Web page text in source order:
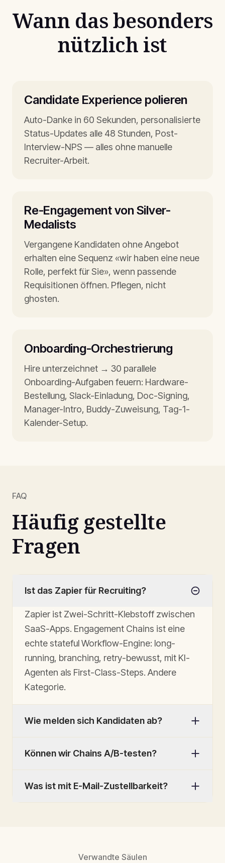
Wann das besonders
nützlich ist
Candidate Experience polieren
Auto-Danke in 60 Sekunden, personalisierte
Status-Updates alle 48 Stunden, Post-
Interview-NPS — alles ohne manuelle
Recruiter-Arbeit.
Re-Engagement von Silver-
Medalists
Vergangene Kandidaten ohne Angebot
erhalten eine Sequenz «wir haben eine neue
Rolle, perfekt für Sie», wenn passende
Requisitionen öffnen. Pflegen, nicht
ghosten.
Onboarding-Orchestrierung
Hire unterzeichnet → 30 parallele
Onboarding-Aufgaben feuern: Hardware-
Bestellung, Slack-Einladung, Doc-Signing,
Manager-Intro, Buddy-Zuweisung, Tag-1-
Kalender-Setup.
FAQ
Häufig gestellte
Fragen
Ist das Zapier für Recruiting?
Zapier ist Zwei-Schritt-Klebstoff zwischen
SaaS-Apps. Engagement Chains ist eine
echte stateful Workflow-Engine: long-
running, branching, retry-bewusst, mit KI-
Agenten als First-Class-Steps. Andere
Kategorie.
Wie melden sich Kandidaten ab?
Können wir Chains A/B-testen?
Was ist mit E-Mail-Zustellbarkeit?
Verwandte Säulen